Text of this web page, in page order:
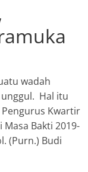
wadah
Hal itu
Kwartir
Bakti 2019-
(Purn.) Budi